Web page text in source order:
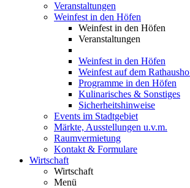
Veranstaltungen
Weinfest in den Höfen
Weinfest in den Höfen
Veranstaltungen
Weinfest in den Höfen
Weinfest auf dem
Programme in den Höfen
Kulinarisches & Sonstiges
Sicherheitshinweise
Events im Stadtgebiet
Märkte, Ausstellungen u.v.m.
Raumvermietung
Kontakt & Formulare
Wirtschaft
Wirtschaft
Menü